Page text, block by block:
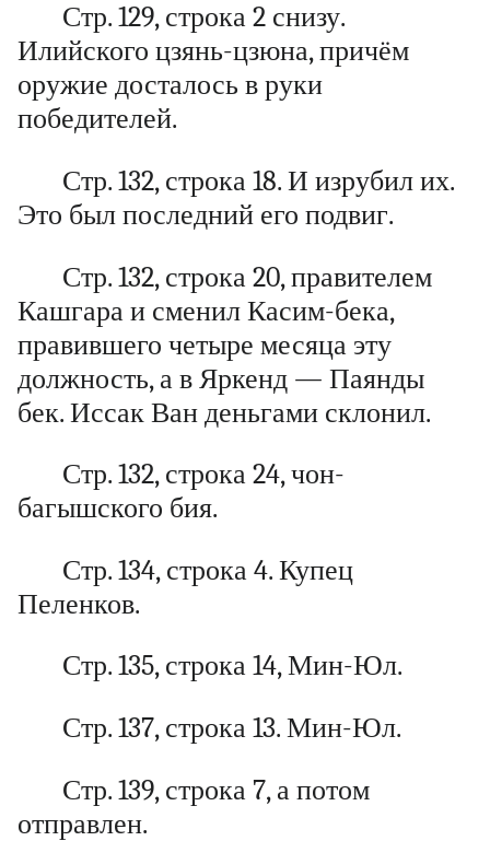
Стр. 129, строка 2 снизу.
Илийского цзянь-цзюна, причём
оружие досталось в руки
победителей.
Стр. 132, строка 18. И изрубил их.
Это был последний его подвиг.
Стр. 132, строка 20, правителем
Кашгара и сменил Касим-бека,
правившего четыре месяца эту
должность, а в Яркенд — Паянды
бек. Иссак Ван деньгами склонил.
Стр. 132, строка 24, чон-
багышского бия.
Стр. 134, строка 4. Купец
Пеленков.
Стр. 135, строка 14, Мин-Юл.
Стр. 137, строка 13. Мин-Юл.
Стр. 139, строка 7, а потом
отправлен.